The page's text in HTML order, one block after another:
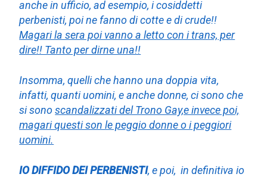
anche in ufficio, ad esempio, i cosiddetti
perbenisti, poi ne fanno di cotte e di crude!!
Magari la sera poi vanno a letto con i trans, per
dire!! Tanto per dirne una!!
Insomma, quelli che hanno una doppia vita,
infatti, quanti uomini, e anche donne, ci sono che
si sonoscandalizzati del Trono Gay,e invece poi,
magari questi son le peggio donne o i peggiori
uomini.
IO DIFFIDO DEI PERBENISTI, e poi, in definitiva io